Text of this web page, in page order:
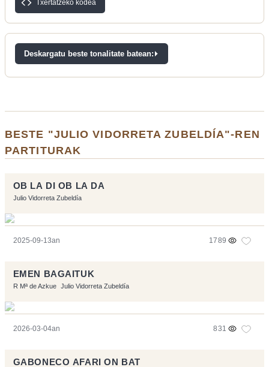
Txertatzeko kodea
Deskargatu beste tonalitate batean:
BESTE "JULIO VIDORRETA ZUBELDÍA"-REN
PARTITURAK
OB LA DI OB LA DA
Julio Vidorreta Zubeldía
2025-09-13an 1789
EMEN BAGAITUK
R Mª de Azkue Julio Vidorreta Zubeldía
2026-03-04an 831
GABONECO AFARI ON BAT